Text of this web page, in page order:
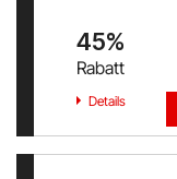
45%
Rabatt
Details